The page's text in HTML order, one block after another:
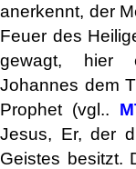
anerkennt, der
Feuer des
gewagt, hier
Johannes dem
Prophet (vgl..
Jesus, Er, der
Geistes besitzt.